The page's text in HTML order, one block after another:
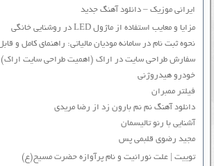
ایرانی موزیک – دانلود آهنگ جدید
مزایا و معایب استفاده از ماژول LED در روشنایی خانگی
نحوه ثبت نام در سامانه مودیان مالیاتی: راهنمای کامل و
سفارش طراحی سایت در اراک (اهمیت طراحی سایت اراک)
خودرو هیدروژنی
فیلتر ممبران
دانلود آهنگ نم نم بارون زد از رضا مریدی
آشنایی با رنو تالیسمان
مجید رضوی قلبمی پس
توییت | علت نورانیت و نام پرآوازه حضرت مسیح(ع)